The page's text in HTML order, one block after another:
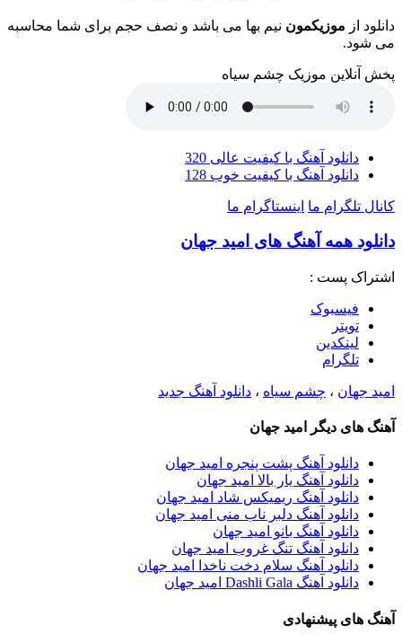
دانلود از موزیکمون نیم بها می باشد و نصف حجم برای شما محاسبه
می شود.
پخش آنلاین موزیک چشم سیاه
دانلود آهنگ با کیفیت عالی 320
دانلود آهنگ با کیفیت خوب 128
کانال تلگرام ما اینستاگرام ما
دانلود همه آهنگ های امید جهان
اشتراک پست :
فيسبوک
تويتر
لینکدین
تلگرام
امید جهان ، چشم سیاه ، دانلود آهنگ جدید
آهنگ های دیگر امید جهان
دانلود آهنگ پشت پنجره امید جهان
دانلود آهنگ یار بالا امید جهان
دانلود آهنگ ریمیکس شاد امید جهان
دانلود آهنگ دلبر ناب منی امید جهان
دانلود آهنگ بانو امید جهان
دانلود آهنگ تنگ غروب امید جهان
دانلود آهنگ سلام دخت ناخدا امید جهان
دانلود آهنگ Dashli Gala امید جهان
آهنگ های پیشنهادی